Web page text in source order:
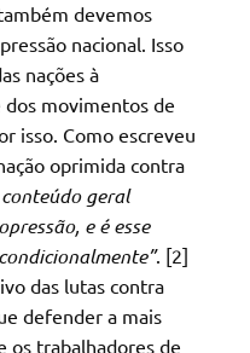
devemos
nacional. Isso
nações à
movimentos de
isso. Como escreveu
oprimida contra
geral
e é esse
. [2]
das lutas contra
defender a mais
os trabalhadores de